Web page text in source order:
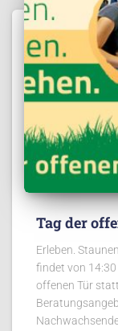
Tag der
Erleben.
findet von 14:30
offenen Tür